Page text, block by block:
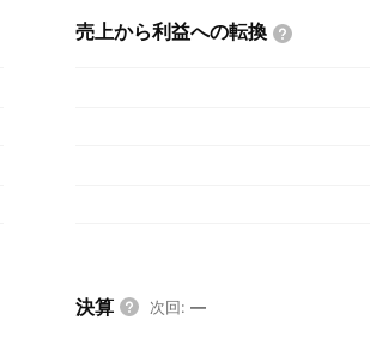
売上から利益への転換
決算 次回: —